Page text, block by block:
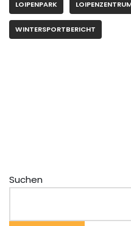
LOIPENPARK
WINTERSPORTBERICHT
Suchen